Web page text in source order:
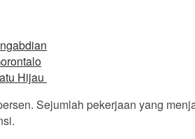
Hijau
Sejumlah pekerjaan yang